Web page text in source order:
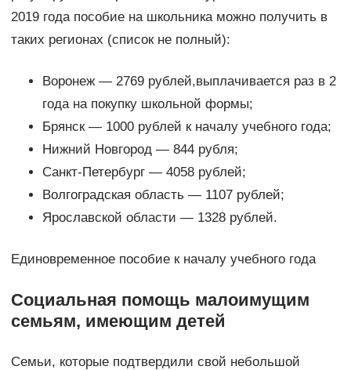
2019 года пособие на школьника можно получить в
таких регионах (список не полный):
Воронеж — 2769 рублей,выплачивается раз в 2
года на покупку школьной формы;
Брянск — 1000 рублей к началу учебного года;
Нижний Новгород — 844 рубля;
Санкт-Петербург — 4058 рублей;
Волгоградская область — 1107 рублей;
Ярославской области — 1328 рублей.
Единовременное пособие к началу учебного года
Социальная помощь малоимущим
семьям, имеющим детей
Семьи, которые подтвердили свой небольшой